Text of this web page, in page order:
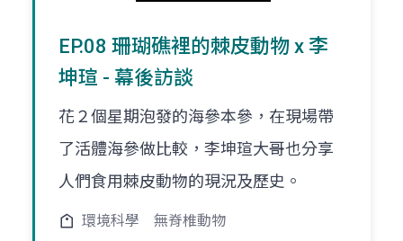
EP.08 珊瑚礁裡的棘皮動物 x 李
坤瑄 - 幕後訪談
花２個星期泡發的海參本參，在現場帶
了活體海參做比較，李坤瑄大哥也分享
人們食用棘皮動物的現況及歷史。
環境科學 無脊椎動物